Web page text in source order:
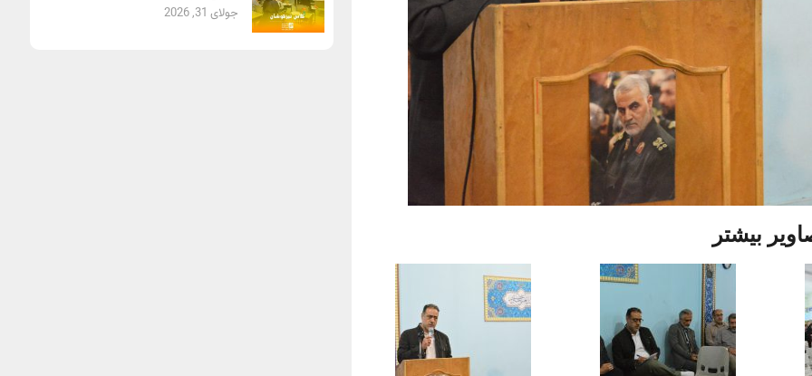
بیشتر
جولای 31, 2026